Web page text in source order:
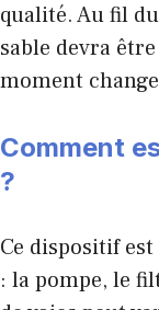
qualité. Au fil
sable devra
moment
Comment
?
Ce dispositif
: la pompe, le